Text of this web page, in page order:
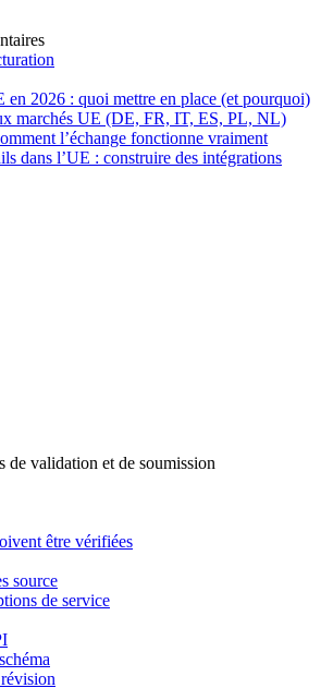
en 2026 : quoi mettre en place (et pourquoi)
marchés UE (DE, FR, IT, ES, PL, NL)
l’échange fonctionne vraiment
dans l’UE : construire des intégrations
de validation et de soumission
être vérifiées
source
de service